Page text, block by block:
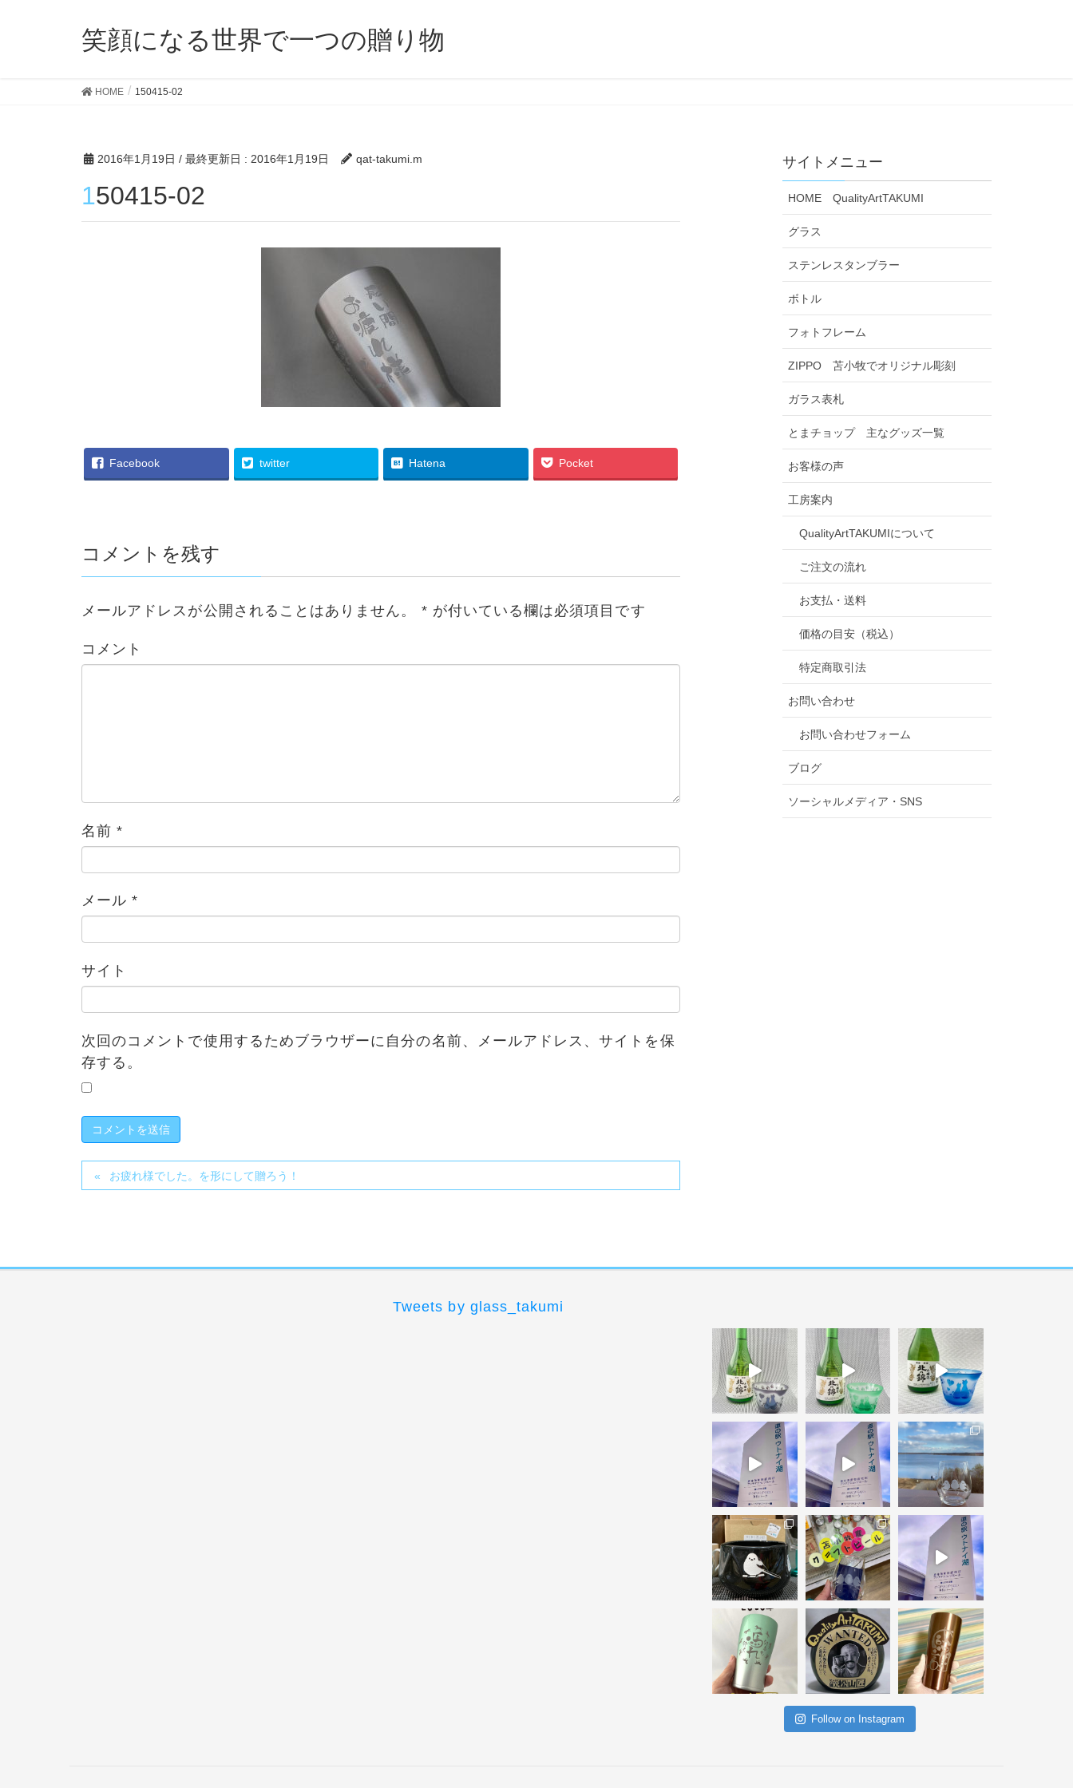
笑顔になる世界で一つの贈り物
HOME 150415-02
2016年1月19日 / 最終更新日 : 2016年1月19日 qat-takumi.m
150415-02
Facebook twitter Hatena Pocket
コメントを残す
メールアドレスが公開されることはありません。 * が付いている欄は必須項目です
コメント
名前*
メール*
サイト
次回のコメントで使用するためブラウザーに自分の名前、メールアドレス、サイトを保
存する。
お疲れ様でした。を形にして贈ろう！
サイトメニュー
HOME QualityArtTAKUMI
グラス
ステンレスタンブラー
ボトル
フォトフレーム
ZIPPO 苫小牧でオリジナル彫刻
ガラス表札
とまチョップ 主なグッズ一覧
お客様の声
工房案内
QualityArtTAKUMIについて
ご注文の流れ
お支払・送料
価格の目安（税込）
特定商取引法
お問い合わせ
お問い合わせフォーム
ブログ
ソーシャルメディア・SNS
Tweets by glass_takumi
Follow on Instagram